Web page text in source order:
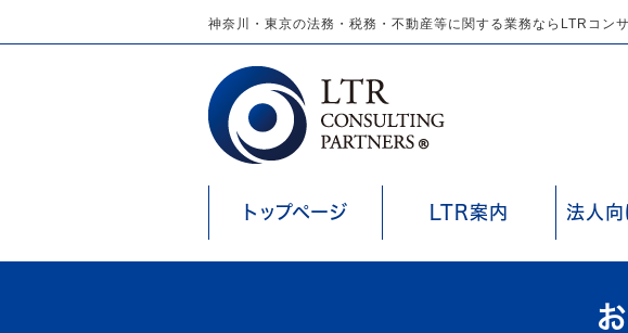
神奈川・東京の法務・税務・不動産等に関する業務ならLTRコン
トップページ LTR案内 法人向